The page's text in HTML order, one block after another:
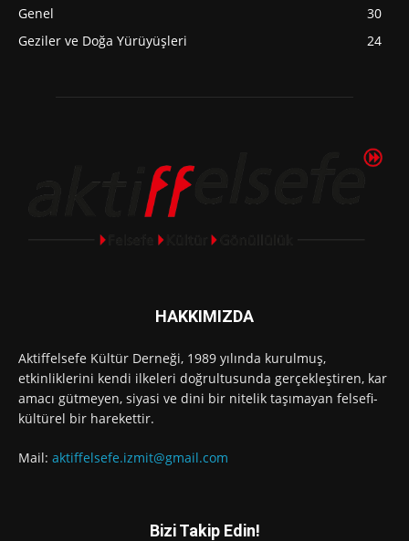
Genel
30
Geziler ve Doğa Yürüyüşleri
24
HAKKIMIZDA
Aktiffelsefe Kültür Derneği, 1989 yılında kurulmuş,
etkinliklerini kendi ilkeleri doğrultusunda gerçekleştiren, kar
amacı gütmeyen, siyasi ve dini bir nitelik taşımayan felsefi-
kültürel bir harekettir.
Mail: aktiffelsefe.izmit@gmail.com
Bizi Takip Edin!